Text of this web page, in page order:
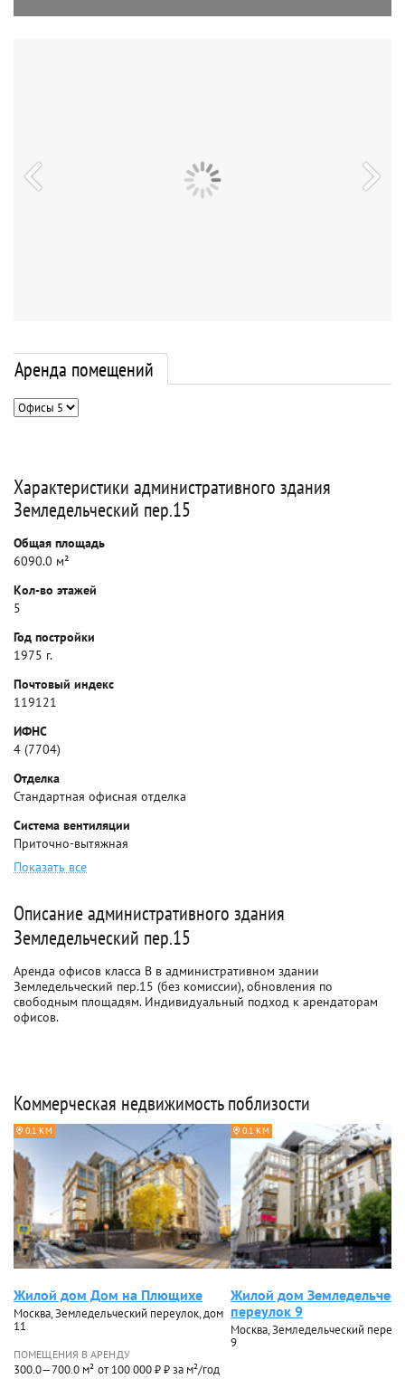
Аренда помещений
Характеристики административного здания
Земледельческий пер.15
Общая площадь
6090.0 м²
Кол-во этажей
5
Год постройки
1975 г.
Почтовый индекс
119121
ИФНС
4 (7704)
Отделка
Стандартная офисная отделка
Система вентиляции
Приточно-вытяжная
Показать все
Описание административного здания
Земледельческий пер.15
Аренда офисов класса B в административном здании
Земледельческий пер.15 (без комиссии), обновления по
свободным площадям. Индивидуальный подход к арендаторам
офисов.
Коммерческая недвижимость поблизости
0.1 КМ
Жилой дом Дом на Плющихе
Москва, Земледельческий переулок, дом
11
ПОМЕЩЕНИЯ В АРЕНДУ
300.0—700.0 м² от 100 000 ₽ ₽ за м²/год
0.1 КМ
Жилой дом
переулок 9
Москва, Земледельческий
9